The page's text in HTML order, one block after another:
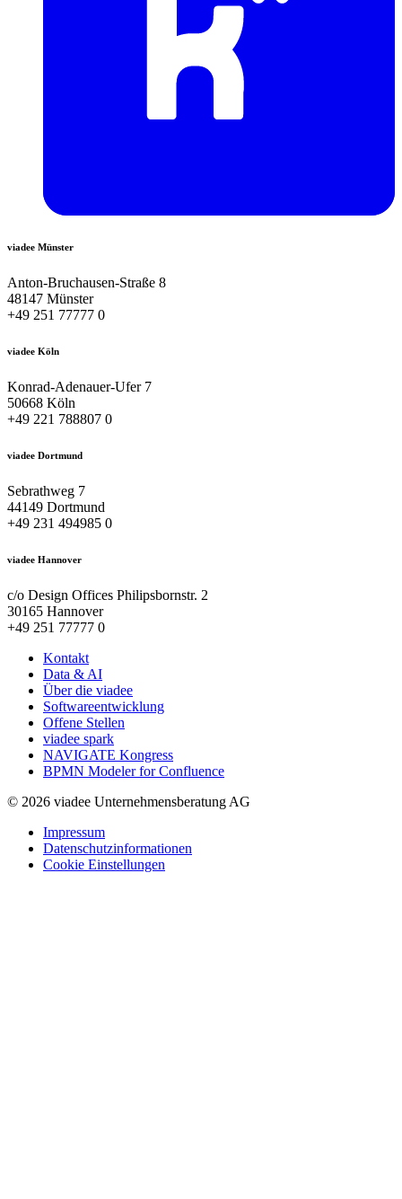
viadee Münster
Anton-Bruchausen-Straße 8
48147 Münster
+49 251 77777 0
viadee Köln
Konrad-Adenauer-Ufer 7
50668 Köln
+49 221 788807 0
viadee Dortmund
Sebrathweg 7
44149 Dortmund
+49 231 494985 0
viadee Hannover
c/o Design Offices Philipsbornstr. 2
30165 Hannover
+49 251 77777 0
Kontakt
Data & AI
Über die viadee
Softwareentwicklung
Offene Stellen
viadee spark
NAVIGATE Kongress
BPMN Modeler for Confluence
© 2026 viadee Unternehmensberatung AG
Impressum
Datenschutzinformationen
Cookie Einstellungen